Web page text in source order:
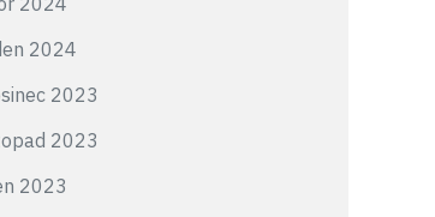
2024
2023
2023
2023